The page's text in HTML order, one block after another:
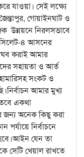
যাওয়া। সেই লক্ষ্যে
গোয়াইনঘাট ও
উন্নয়নে নিরলসভাবে
৪ আসনের
করাই আমার
সহায়তা ও আর্ত
সংকট ও
আমার মুখ্য
একথা
জন্য অনেক কিছু করা
পর্যায়ে নির্বাচনে
হবে।আইন যেন তা
সেটি খেয়াল রাখতে